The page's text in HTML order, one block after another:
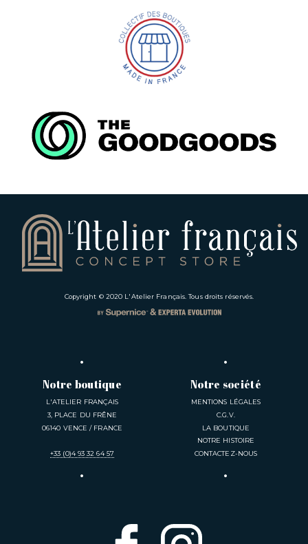
Copyright © 2020 L'Atelier Français . Tous droits réservés.
Notre boutique
L'ATELIER FRANÇAIS
3, PLACE DU FRÊNE
06140 VENCE / FRANCE
+33 (0)4 93 32 64 57
Notre société
MENTIONS LÉGALES
C.G.V.
LA BOUTIQUE
NOTRE HISTOIRE
CONTACTEZ-NOUS